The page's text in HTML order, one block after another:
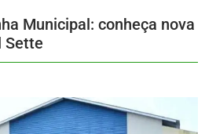
Municipal: conheça nova
Sette